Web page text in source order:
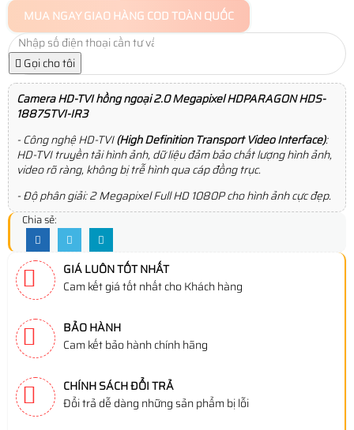
MUA NGAYGIAO HÀNG COD TOÀN QUỐC
Gọi cho tôi
Camera HD-TVI hồng ngoại 2.0 Megapixel HDPARAGON HDS-
1887STVI-IR3
- Công nghệ HD-TVI(High Definition Transport Video Interface):
HD-TVI truyền tải hình ảnh, dữ liệu đảm bảo chất lượng hình ảnh,
video rõ ràng, không bị trễ hình qua cáp đồng trục.
- Độ phân giải: 2 Megapixel Full HD 1080P cho hình ảnh cực đẹp.
Chia sẻ:
GIÁ LUÔN TỐT NHẤT
Cam kết giá tốt nhất cho Khách hàng
BẢO HÀNH
Cam kết bảo hành chính hãng
CHÍNH SÁCH ĐỔI TRẢ
Đổi trả dễ dàng những sản phẩm bị lỗi